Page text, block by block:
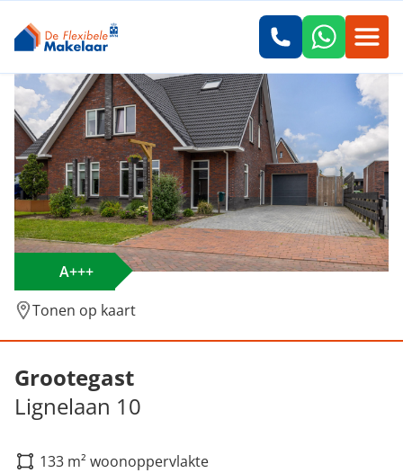
A+++
Tonen op kaart
Grootegast
Lignelaan 10
133 m² woonoppervlakte